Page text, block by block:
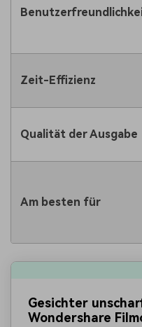
Zeit-Effizienz
Qualität der Ausgabe
Am besten für
Gesichter
Wondershare